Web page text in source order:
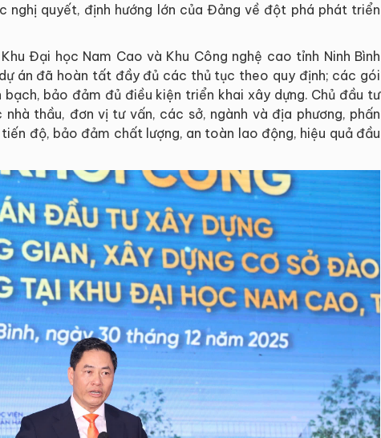
nghị quyết, định hướng lớn của Đảng về đột phá phát triển
Đại học Nam Cao và Khu Công nghệ cao tỉnh Ninh Bình
án đã hoàn tất đầy đủ các thủ tục theo quy định; các gói
bảo đảm đủ điều kiện triển khai xây dựng. Chủ đầu tư
thầu, đơn vị tư vấn, các sở, ngành và địa phương, phấn
độ, bảo đảm chất lượng, an toàn lao động, hiệu quả đầu